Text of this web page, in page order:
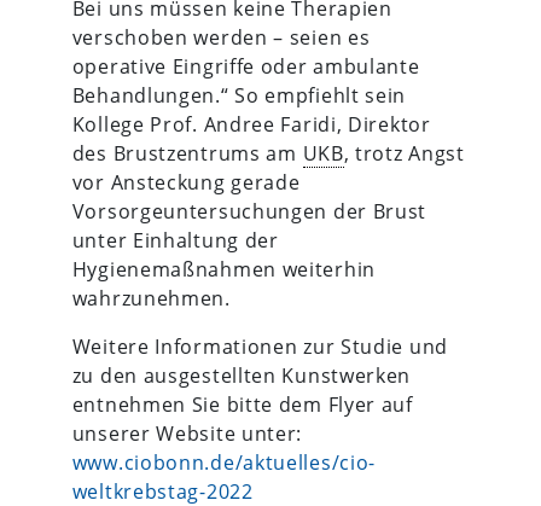
Bei uns müssen keine Therapien
verschoben werden – seien es
operative Eingriffe oder ambulante
Behandlungen.“ So empfiehlt sein
Kollege Prof. Andree Faridi, Direktor
des Brustzentrums am UKB, trotz Angst
vor Ansteckung gerade
Vorsorgeuntersuchungen der Brust
unter Einhaltung der
Hygienemaßnahmen weiterhin
wahrzunehmen.
Weitere Informationen zur Studie und
zu den ausgestellten Kunstwerken
entnehmen Sie bitte dem Flyer auf
unserer Website unter:
www.ciobonn.de/aktuelles/cio-
weltkrebstag-2022